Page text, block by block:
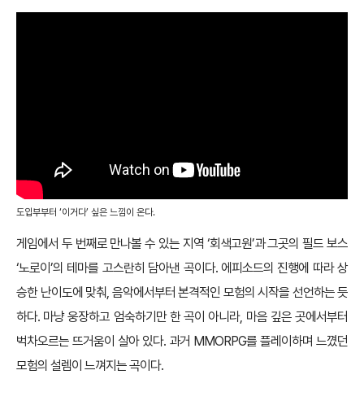
도입부부터 ‘이거다’ 싶은 느낌이 온다.
게임에서 두 번째로 만나볼 수 있는 지역 ‘회색고원’과 그곳의 필드 보스
‘노로이’의 테마를 고스란히 담아낸 곡이다. 에피소드의 진행에 따라 상
승한 난이도에 맞춰, 음악에서부터 본격적인 모험의 시작을 선언하는 듯
하다. 마냥 웅장하고 엄숙하기만 한 곡이 아니라, 마음 깊은 곳에서부터
벅차오르는 뜨거움이 살아 있다. 과거 MMORPG를 플레이하며 느꼈던
모험의 설렘이 느껴지는 곡이다.